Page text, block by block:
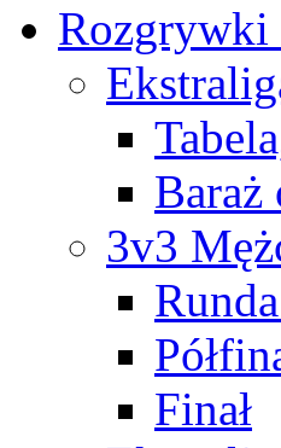
Rozgrywki
Baraż
3v3
Finał